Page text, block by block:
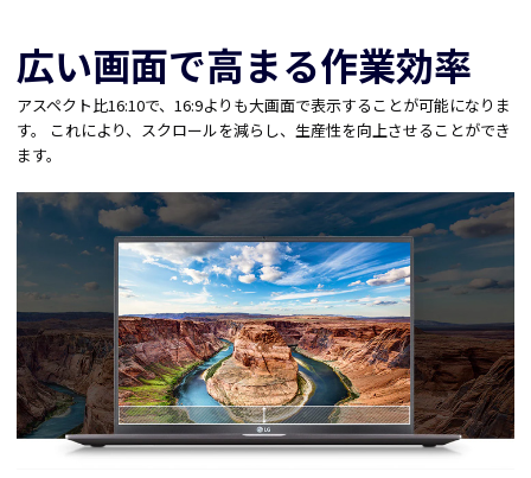
広い画面で高まる作業効率
アスペクト比16:10で、16:9よりも大画面で表示することが可能になりま
す。 これにより、スクロールを減らし、生産性を向上させることができ
ます。